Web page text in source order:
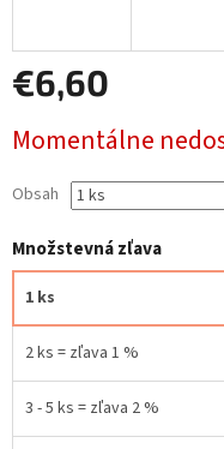
€6,60
cena:
Momentálne
Obsah
Množstevná zľava
1 ks
2 ks = zľava 1 %
3 - 5 ks = zľava 2 %